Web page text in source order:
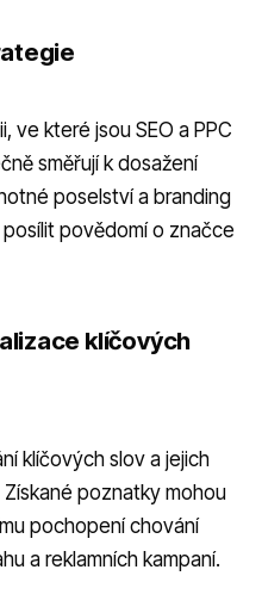
které jsou SEO a PPC
směřují k dosažení
poselství a branding
povědomí o značce
klíčových
klíčových slov a jejich
poznatky mohou
pochopení chování
a reklamních kampaní.